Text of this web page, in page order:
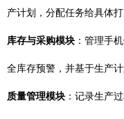
产计划，分配任务给具体
库存与采购模块 ：管理手
全库存预警，并基于生产
质量管理模块 ：记录生产